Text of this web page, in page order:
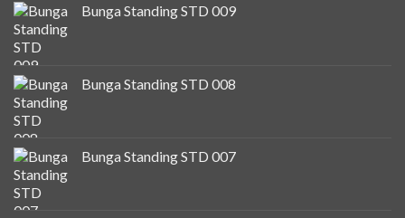
Bunga Standing STD 009
Bunga Standing STD 008
Bunga Standing STD 007